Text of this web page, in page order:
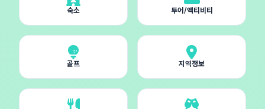
숙소 투어/액티비티
골프 지역정보